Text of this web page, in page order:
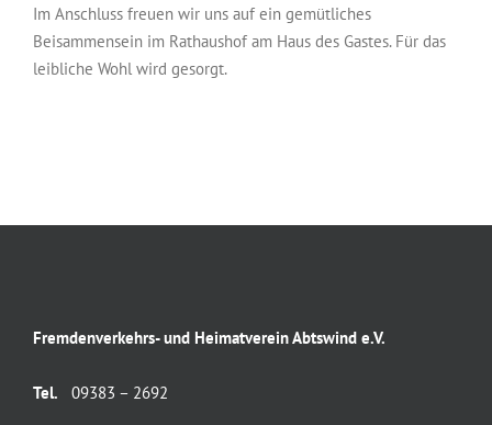
Im Anschluss freuen wir uns auf ein gemütliches
Beisammensein im Rathaushof am Haus des Gastes. Für das
leibliche Wohl wird gesorgt.
Fremdenverkehrs- und Heimatverein Abtswind e.V.
Tel. 09383 – 2692